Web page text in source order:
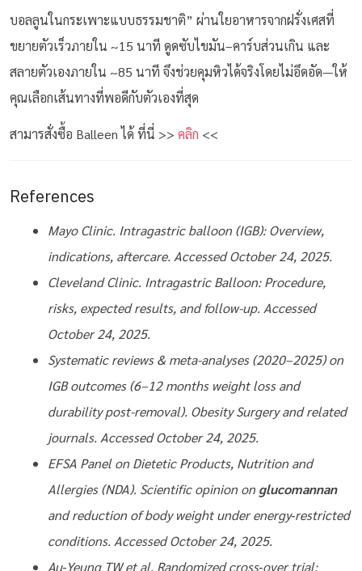
บอลลูนในกระเพาะแบบธรรมชาติ” ผ่านใยอาหารจากฝรั่งเศสที่
ขยายตัวเร็วภายใน ~15 นาที ดูดซับไขมัน–คาร์บส่วนเกิน และ
สลายตัวเองภายใน ~85 นาที จึงช่วยคุมหิวได้จริงโดยไม่อึดอัด—ให้
คุณเลือกเส้นทางที่พอดีกับตัวเองที่สุด
สามารสั่งซื้อ Balleen ได้ ที่นี่ >> คลิก <<
References
Mayo Clinic. Intragastric balloon (IGB): Overview,
indications, aftercare. Accessed October 24, 2025.
Cleveland Clinic. Intragastric Balloon: Procedure,
risks, expected results, and follow-up. Accessed
October 24, 2025.
Systematic reviews & meta-analyses (2020–2025) on
IGB outcomes (6–12 months weight loss and
durability post-removal). Obesity Surgery and related
journals. Accessed October 24, 2025.
EFSA Panel on Dietetic Products, Nutrition and
Allergies (NDA). Scientific opinion on glucomannan
and reduction of body weight under energy‑restricted
conditions. Accessed October 24, 2025.
Au‑Yeung TW et al. Randomized cross‑over trial: